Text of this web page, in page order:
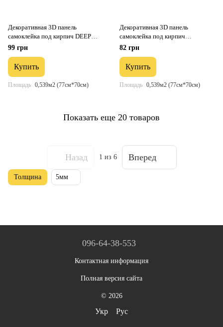
Декоративная 3D панель
самоклейка под кирпич DEEP
Green 700х770х5мм (069) SW-
99 грн
Купить
Площадь 0,539м2 (77см*70см)
Декоративная 3D панель
самоклейка под кирпич
Коричневый с золотом Мрамор
82 грн
Купить
Площадь 0,539м2 (77см*70см)
Показать еще 20 товаров
Назад 1 из 6 Вперед
Толщина 5мм
096-64-38-553
Контактная информация
Полная версия сайта
© 2026
Укр Рус